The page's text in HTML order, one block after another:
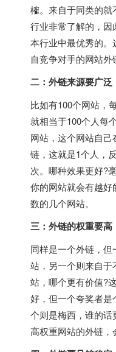
榷。来自于同类的
行业非常了解的，
本行业中最优秀的
自竞争对手的网站外
二：外链来源要广泛
比如有100个网站，
就相当于100个人每
网站，这个网站自
链，这就是1个人，
次。哪种效果更好?
你的网站就会有越
数的几个网站。
三：外链的权重要高
同样是一个外链，
站，另一个则来自
站，哪个更有价值?
好，但一个夸奖者
个则是梅西，谁的
高权重网站的外链，